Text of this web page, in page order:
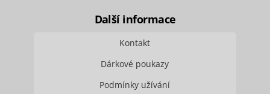
Další informace
Kontakt
Dárkové poukazy
Podmínky užívání